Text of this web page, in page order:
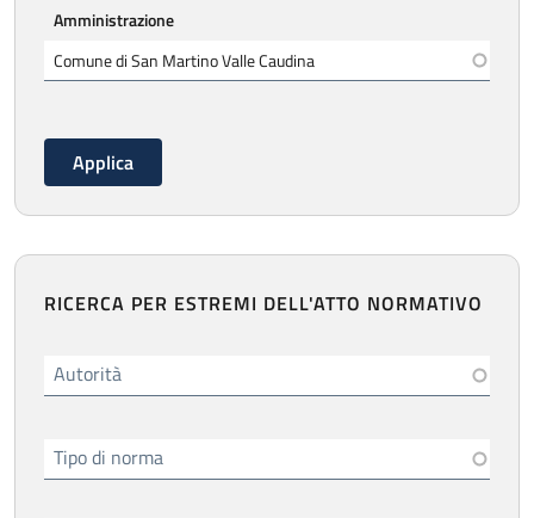
Amministrazione
RICERCA PER ESTREMI DELL'ATTO NORMATIVO
Autorità
Tipo di norma